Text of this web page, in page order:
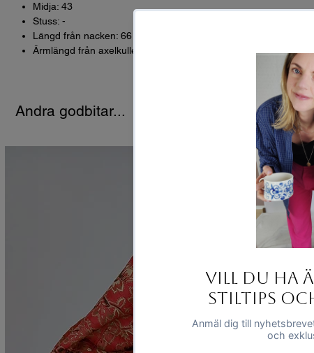
Midja: 43
Stuss: -
Längd från nacken: 66
Ärmlängd från axelkullen: 69
Andra godbitar...